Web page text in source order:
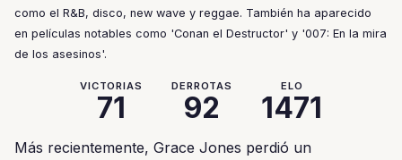
como el R&B, disco, new wave y reggae. También ha aparecido
en películas notables como 'Conan el Destructor' y '007: En la mira
de los asesinos'.
VICTORIAS
71
DERROTAS
92
ELO
1471
Más recientemente, Grace Jones perdió un